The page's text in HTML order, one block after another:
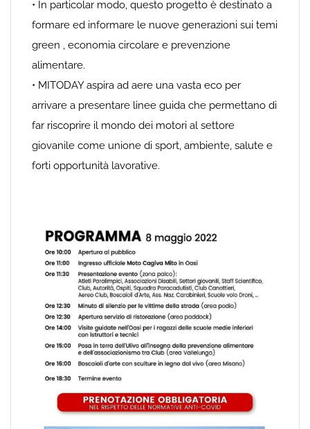
• In particolar modo, questo progetto è destinato a
formare ed informare le nuove generazioni sui temi
green , economia circolare e prevenzione
alimentare.
• MITODAY aspira ad aere una vasta eco per
arrivare a presentare linee guida che permettano di
far riscoprire il mondo dei motori al settore
giovanile come unione di sport, ambiente, salute e
forti opportunità lavorative.